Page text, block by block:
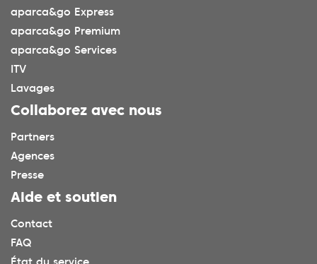
aparca&go Express
aparca&go Premium
aparca&go Services
ITV
Lavages
Collaborez avec nous
Partners
Agences
Presse
Aide et soutien
Contact
FAQ